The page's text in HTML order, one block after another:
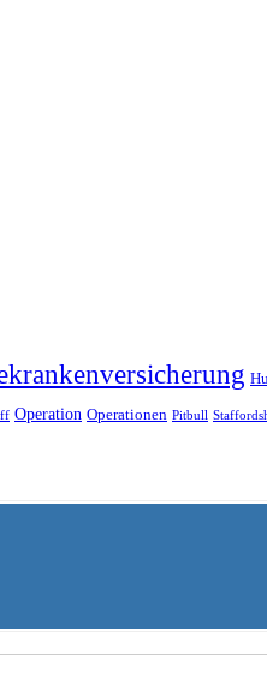
Operation Operationen Pitbull